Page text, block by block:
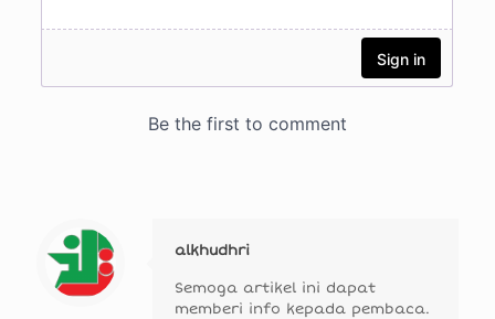
alkhudhri
Semoga artikel ini dapat
memberi info kepada pembaca.